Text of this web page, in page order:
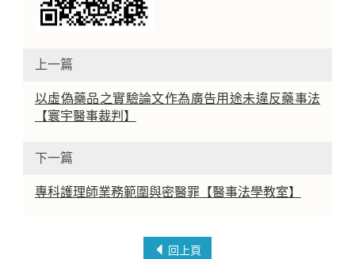
上一篇
以虛偽藥品之實驗論文作為廣告用途未違反藥事法
【寰宇醫事裁判】
下一篇
專科護理師業務範圍與密醫罪【醫事法學教室】
回上頁